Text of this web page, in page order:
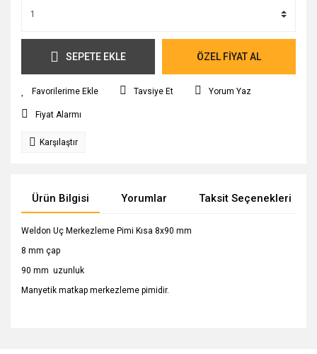
SEPETE EKLE ÖZEL FİYAT AL
Tavsiye Et Yorum Yaz
Fiyat Alarmı
Karşılaştır
Ürün Bilgisi Yorumlar Taksit Seçenekleri
Weldon Uç Merkezleme Pimi Kısa 8x90 mm
8 mm çap
90 mm uzunluk
Manyetik matkap merkezleme pimidir.